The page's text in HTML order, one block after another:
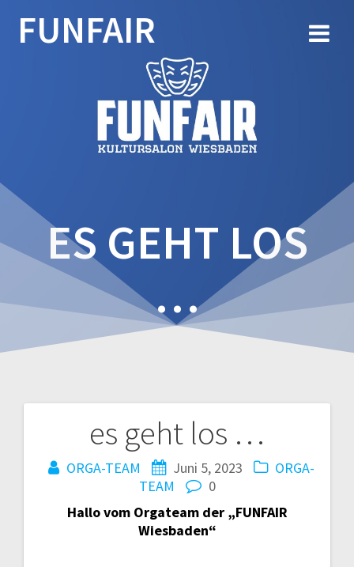
FUNFAIR
ES GEHT LOS
…
es geht los …
ORGA-TEAM Juni 5, 2023
ORGA-
TEAM
0
Hallo vom Orgateam der „FUNFAIR
Wiesbaden“